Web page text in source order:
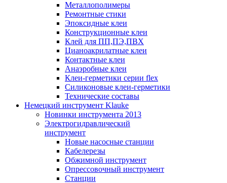
Металлополимеры
Ремонтные стики
Эпоксидные клеи
Конструкционные клеи
Клей для ПП,ПЭ,ПВХ
Цианоакрилатные клеи
Контактные клеи
Анаэробные клеи
Клеи-герметики серии flex
Силиконовые клеи-герметики
Технические составы
Немецкий инструмент Klauke
Новинки инструмента 2013
Электрогидравлический
инструмент
Новые насосные станции
Кабелерезы
Обжимной инструмент
Опрессовочный инструмент
Станции